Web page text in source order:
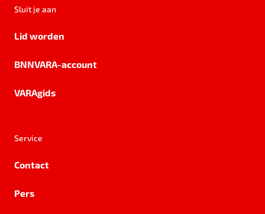
Sluit je aan
Lid worden
BNNVARA-account
VARAgids
Service
Contact
Pers